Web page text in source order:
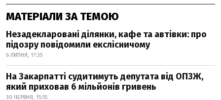
МАТЕРІАЛИ ЗА ТЕМОЮ
Незадекларовані ділянки, кафе та автівки: про
підозру повідомили екслісничому
6 ЛИПНЯ, 17:35
На Закарпатті судитимуть депутата від ОПЗЖ,
який приховав 6 мільйонів гривень
30 ЧЕРВНЯ, 15:55